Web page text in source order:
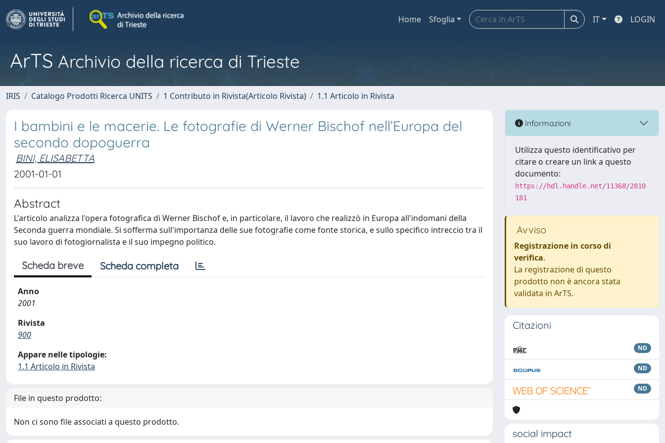
Home Sfoglia IT LOGIN
ArTS Archivio della ricerca di Trieste
IRIS Catalogo Prodotti Ricerca UNITS 1 Contributo in Rivista(Articolo Rivista) 1.1 Articolo in Rivista
I bambini e le macerie. Le fotografie di Werner Bischof nell’Europa del
secondo dopoguerra
BINI, ELISABETTA
2001-01-01
Abstract
L'articolo analizza l'opera fotografica di Werner Bischof e, in particolare, il lavoro che realizzò in Europa all'indomani della
Seconda guerra mondiale. Si sofferma sull'importanza delle sue fotografie come fonte storica, e sullo specifico intreccio tra il
suo lavoro di fotogiornalista e il suo impegno politico.
Scheda breve Scheda completa
Anno
2001
Rivista
900
Appare nelle tipologie:
1.1 Articolo in Rivista
File in questo prodotto:
Non ci sono file associati a questo prodotto.
Informazioni
Utilizza questo identificativo per
citare o creare un link a questo
documento:
https://hdl.handle.net/11368/2810
181
Avviso
Registrazione in corso di
verifica.
La registrazione di questo
prodotto non è ancora stata
validata in ArTS.
Citazioni
ND
ND
ND
social impact